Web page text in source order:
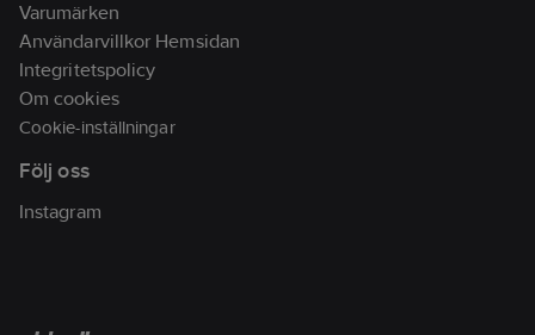
Varumärken
Användarvillkor Hemsidan
Integritetspolicy
Om cookies
Cookie-inställningar
Följ oss
Instagram